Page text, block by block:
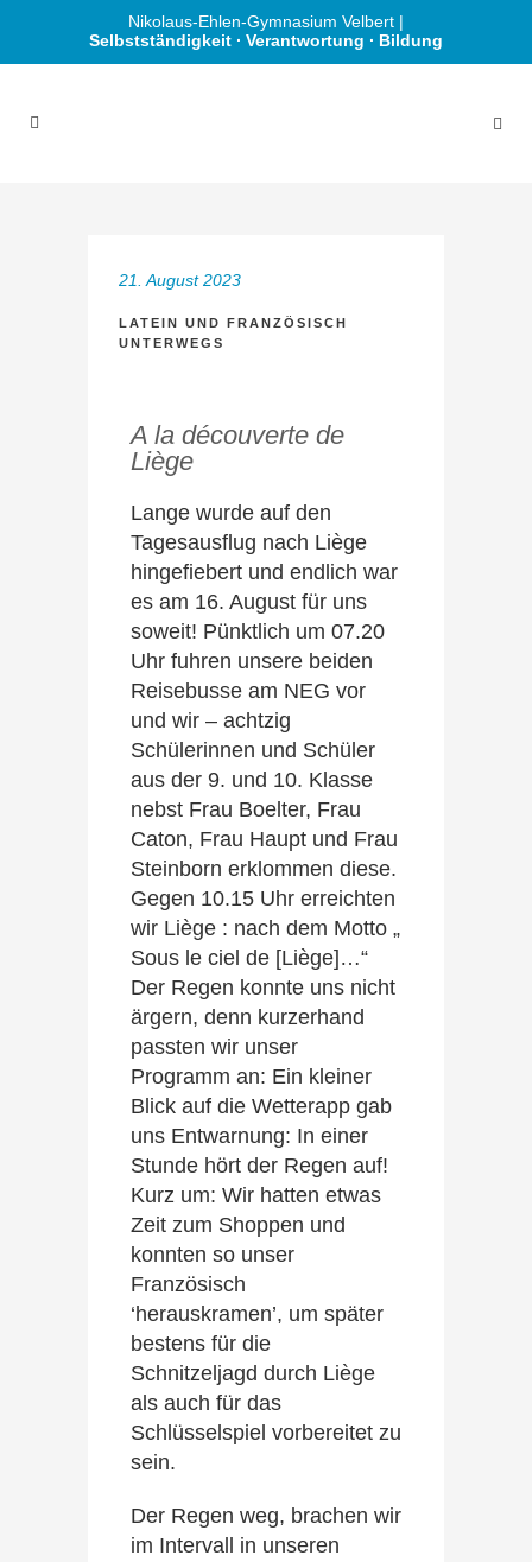
Nikolaus-Ehlen-Gymnasium Velbert |
Selbstständigkeit ∙ Verantwortung ∙ Bildung
21. August 2023
LATEIN UND FRANZÖSISCH
UNTERWEGS
A la découverte de
Liège
Lange wurde auf den
Tagesausflug nach Liège
hingefiebert und endlich war
es am 16. August für uns
soweit! Pünktlich um 07.20
Uhr fuhren unsere beiden
Reisebusse am NEG vor
und wir – achtzig
Schülerinnen und Schüler
aus der 9. und 10. Klasse
nebst Frau Boelter, Frau
Caton, Frau Haupt und Frau
Steinborn erklommen diese.
Gegen 10.15 Uhr erreichten
wir Liège : nach dem Motto „
Sous le ciel de [Liège]…“
Der Regen konnte uns nicht
ärgern, denn kurzerhand
passten wir unser
Programm an: Ein kleiner
Blick auf die Wetterapp gab
uns Entwarnung: In einer
Stunde hört der Regen auf!
Kurz um: Wir hatten etwas
Zeit zum Shoppen und
konnten so unser
Französisch
‘herauskramen’, um später
bestens für die
Schnitzeljagd durch Liège
als auch für das
Schlüsselspiel vorbereitet zu
sein.
Der Regen weg, brachen wir
im Intervall in unseren